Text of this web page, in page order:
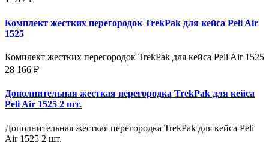
Комплект жестких перегородок TrekPak для кейса Peli Air
1525
Комплект жестких перегородок TrekPak для кейса Peli Air 1525
28 166 ₽
Дополнительная жесткая перегородка TrekPak для кейса
Peli Air 1525 2 шт.
Дополнительная жесткая перегородка TrekPak для кейса Peli
Air 1525 2 шт.